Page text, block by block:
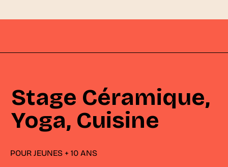
Stage Céramique,
Yoga, Cuisine
POUR JEUNES + 10 ANS